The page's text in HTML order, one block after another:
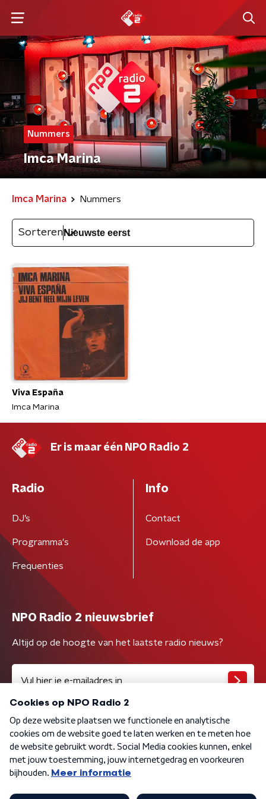
Nummers
Imca Marina
Imca Marina Nummers
Sorteren
Viva España
Imca Marina
Er is maar één NPO Radio 2
Radio
DJ’s
Programma's
Frequenties
Info
Contact
Download de app
NPO Radio 2 nieuwsbrief
Altijd op de hoogte van het laatste radio nieuws?
Algemene voorwaarden